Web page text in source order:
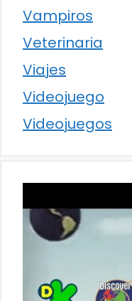
Vampiros
Veterinaria
Viajes
Videojuego
Videojuegos